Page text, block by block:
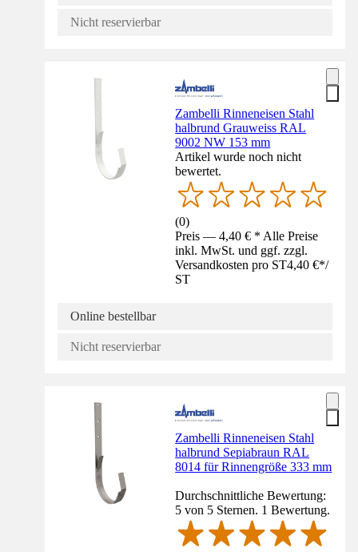
Nicht reservierbar
Zambelli Rinneneisen Stahl
halbrund Grauweiss RAL
9002 NW 153 mm
Artikel wurde noch nicht
bewertet.
(0)
Preis — 4,40 € * Alle Preise
inkl. MwSt. und ggf. zzgl.
Versandkosten pro ST4,40 €*/
ST
Online bestellbar
Nicht reservierbar
Zambelli Rinneneisen Stahl
halbrund Sepiabraun RAL
8014 für Rinnengröße 333 mm
Durchschnittliche Bewertung:
5 von 5 Sternen. 1 Bewertung.